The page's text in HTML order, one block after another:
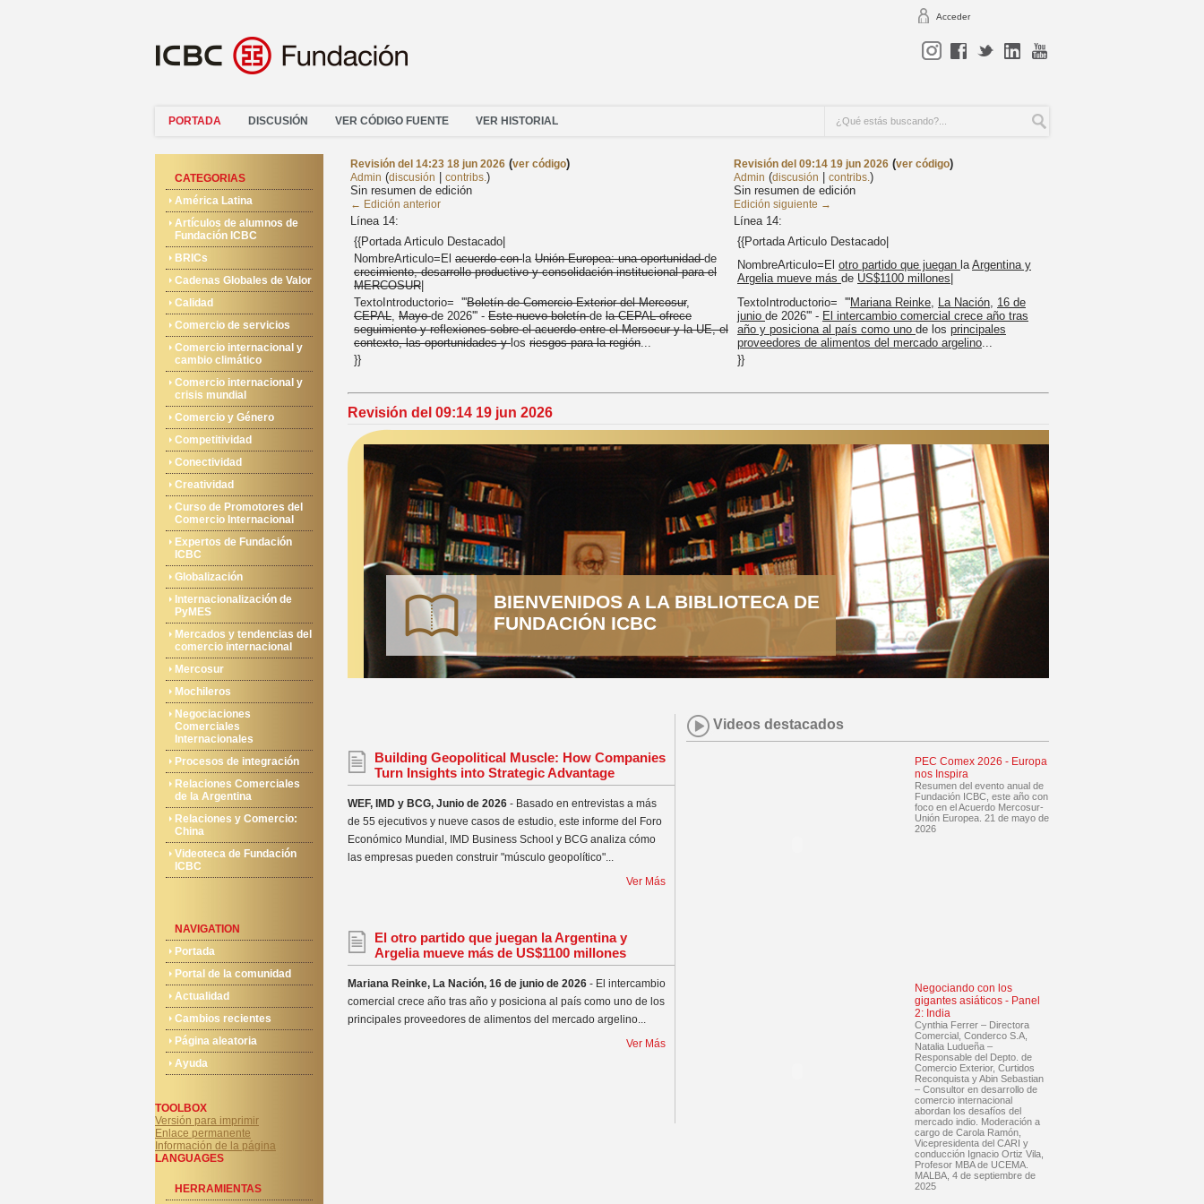
Acceder
PORTADA DISCUSIÓN VER CÓDIGO FUENTE VER HISTORIAL
CATEGORIAS
América Latina
Artículos de alumnos de
Fundación ICBC
BRICs
Cadenas Globales de Valor
Calidad
Comercio de servicios
Comercio internacional y
cambio climático
Comercio internacional y
crisis mundial
Comercio y Género
Competitividad
Conectividad
Creatividad
Curso de Promotores del
Comercio Internacional
Expertos de Fundación
ICBC
Globalización
Internacionalización de
PyMES
Mercados y tendencias del
comercio internacional
Mercosur
Mochileros
Negociaciones
Comerciales
Internacionales
Procesos de integración
Relaciones Comerciales
de la Argentina
Relaciones y Comercio:
China
Videoteca de Fundación
ICBC
NAVIGATION
Portada
Portal de la comunidad
Actualidad
Cambios recientes
Página aleatoria
Ayuda
TOOLBOX
Versión para imprimir
Enlace permanente
Información de la página
LANGUAGES
HERRAMIENTAS
Revisión del 14:23 18 jun 2026 (ver código)
Admin (discusión contribs.)
Sin resumen de edición
← Edición anterior
Revisión del 09:14 19 jun 2026 (ver código)
Admin (discusión contribs.)
Sin resumen de edición
Edición siguiente →
Línea 14:
Línea 14:
{{Portada Articulo Destacado|
{{Portada Articulo Destacado|
NombreArticulo=El acuerdo con la Unión Europea: una oportunidadde
crecimiento, desarrollo productivo y consolidación institucional para el
MERCOSUR
NombreArticulo=El otro partido que juegan laArgentina y
Argelia mueve más de US$1100 millones
TextoIntroductorio= '''Boletín de Comercio Exterior del Mercosur,
CEPAL, Mayode 2026''' - Este nuevo boletínde la CEPAL ofrece
seguimiento y reflexiones sobre el acuerdo entre el Mersocur y la UE, el
contexto, las oportunidades y los riesgos para la región...
TextoIntroductorio= '''Mariana Reinke, La Nación, 16 de
junio de 2026''' - El intercambio comercial crece año tras
año y posiciona al país como uno de los principales
proveedores de alimentos del mercado argelino...
}}
}}
Revisión del 09:14 19 jun 2026
BIENVENIDOS A LA BIBLIOTECA DE
FUNDACIÓN ICBC
Building Geopolitical Muscle: How Companies
Turn Insights into Strategic Advantage
WEF, IMD y BCG, Junio de 2026 - Basado en entrevistas a más
de 55 ejecutivos y nueve casos de estudio, este informe del Foro
Económico Mundial, IMD Business School y BCG analiza cómo
las empresas pueden construir "músculo geopolítico"...
Ver Más
El otro partido que juegan la Argentina y
Argelia mueve más de US$1100 millones
Mariana Reinke, La Nación, 16 de junio de 2026 - El intercambio
comercial crece año tras año y posiciona al país como uno de los
principales proveedores de alimentos del mercado argelino...
Ver Más
Videos destacados
PEC Comex 2026 - Europa
nos Inspira
Resumen del evento anual de
Fundación ICBC, este año con
foco en el Acuerdo Mercosur-
Unión Europea. 21 de mayo de
2026
Negociando con los
gigantes asiáticos - Panel
2: India
Cynthia Ferrer – Directora
Comercial, Conderco S.A,
Natalia Ludueña –
Responsable del Depto. de
Comercio Exterior, Curtidos
Reconquista y Abin Sebastian
– Consultor en desarrollo de
comercio internacional
abordan los desafíos del
mercado indio. Moderación a
cargo de Carola Ramón,
Vicepresidenta del CARI y
conducción Ignacio Ortiz Vila,
Profesor MBA de UCEMA.
MALBA, 4 de septiembre de
2025